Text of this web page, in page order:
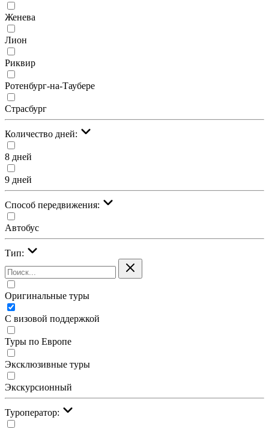
Женева
Лион
Риквир
Ротенбург-на-Таубере
Страсбург
Количество дней:
8 дней
9 дней
Cпособ передвижения:
Автобус
Тип:
Оригинальные туры
С визовой поддержкой
Туры по Европе
Эксклюзивные туры
Экскурсионный
Туроператор: